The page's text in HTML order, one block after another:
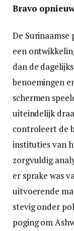
Bravo
De
een
dan de
benoemingen
schermen
uiteindelijk
controleert de
instituties van
zorgvuldig
er sprake was
uitvoerende
stevig onder
poging om